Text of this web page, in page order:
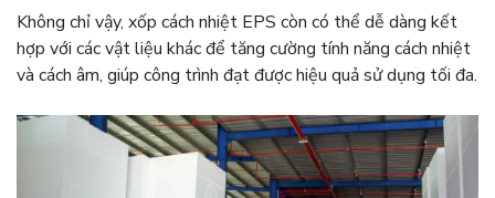
Không chỉ vậy, xốp cách nhiệt EPS còn có thể dễ dàng kết
hợp với các vật liệu khác để tăng cường tính năng cách nhiệt
và cách âm, giúp công trình đạt được hiệu quả sử dụng tối đa.